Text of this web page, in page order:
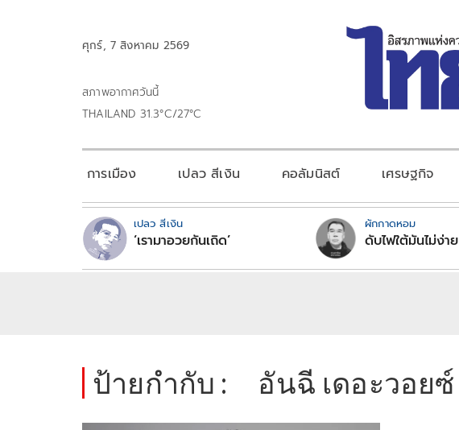
ศุกร์, 7 สิงหาคม 2569
สภาพอากาศวันนี้
THAILAND 31.3°C/27°C
การเมือง เปลว สีเงิน คอลัมนิสต์ เศรษฐกิจ
เปลว สีเงิน
‘เรามาอวยกันเถิด’
ผักกาดหอม
ดับไฟใต้มันไม่ง่าย
ป้ายกำกับ : อันฉี เดอะวอยซ์